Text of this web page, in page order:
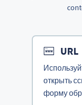
URL
открыть
форму